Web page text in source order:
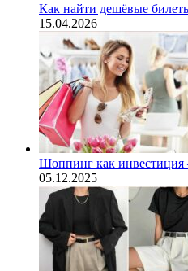
Как найти дешёвые
15.04.2026
Шоппинг как
05.12.2025